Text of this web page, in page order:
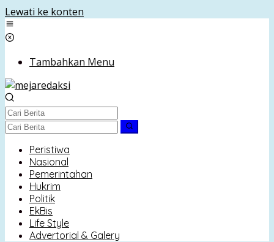
Lewati ke konten
Tambahkan Menu
Peristiwa
Nasional
Pemerintahan
Hukrim
Politik
EkBis
Life Style
Advertorial & Galery